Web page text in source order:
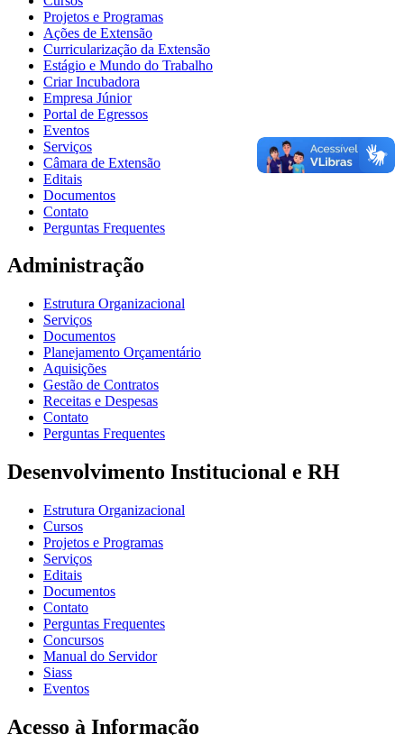
Projetos e Programas
Ações de Extensão
Curricularização da Extensão
Estágio e Mundo do Trabalho
Criar Incubadora
Empresa Júnior
Portal de Egressos
Eventos
Serviços
Câmara de Extensão
Editais
Documentos
Contato
Perguntas Frequentes
Administração
Estrutura Organizacional
Serviços
Documentos
Planejamento Orçamentário
Aquisições
Gestão de Contratos
Receitas e Despesas
Contato
Perguntas Frequentes
Desenvolvimento Institucional e RH
Estrutura Organizacional
Cursos
Projetos e Programas
Serviços
Editais
Documentos
Contato
Perguntas Frequentes
Concursos
Manual do Servidor
Siass
Eventos
Acesso à Informação